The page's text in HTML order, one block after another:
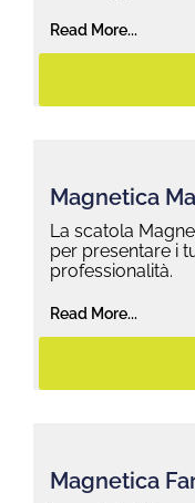
Read More...
Magnetica
La scatola
per presentare i
professionalità.
Read More...
Magnetica